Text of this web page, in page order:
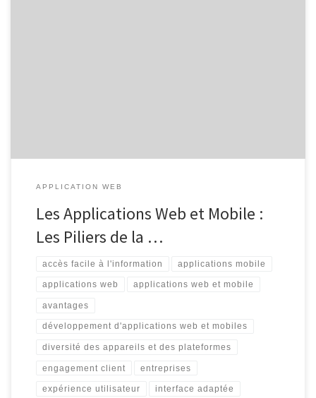
APPLICATION WEB
Les Applications Web et Mobile :
Les Piliers de la …
accès facile à l'information applications mobile
applications web applications web et mobile
avantages
développement d'applications web et mobiles
diversité des appareils et des plateformes
engagement client entreprises
expérience utilisateur interface adaptée